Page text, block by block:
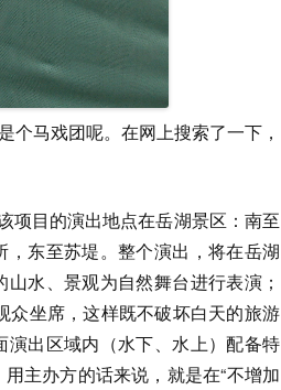
马戏团呢。在网上搜索了一下，
项目的演出地点在岳湖景区：南至
东至苏堤。整个演出，将在岳湖
水、景观为自然舞台进行表演；
众坐席，这样既不破坏白天的旅游
出区域内（水下、水上）配备特
主办方的话来说，就是在“不增加